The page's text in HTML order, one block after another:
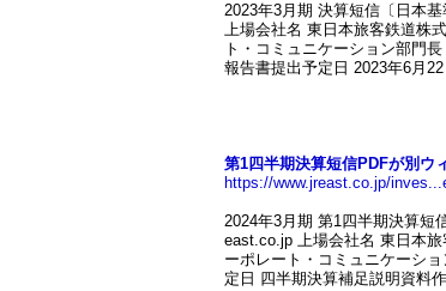
2023年3月期 決算短信〔日本
上場会社名 東日本旅客鉄道株
ト・コミュニケーション部門
報告書提出予定日 2023年6月
第1四半期決算短信PDFが別ウ
https://www.jreast.co.jp/
2024年3月期 第1四半期決算短
east.co.jp 上場会社名 東日本
ーポレート・コミュニケーシ
定日 四半期決算補足説明資料